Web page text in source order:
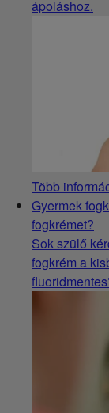
ápoláshoz.
Több
Gyermek
fogkrémet?
Sok szülő
fogkrém a